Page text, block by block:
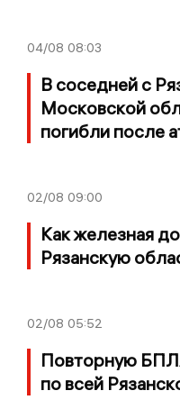
04/08 08:03
В соседней с
Московской
погибли после
02/08 09:00
Как железная
Рязанскую
02/08 05:52
Повторную
по всей